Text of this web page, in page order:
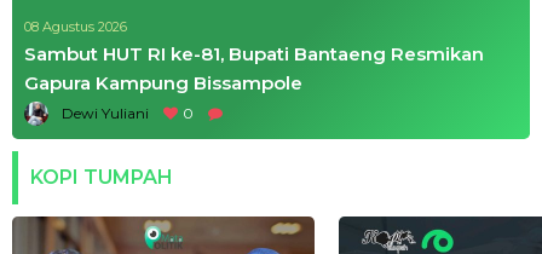
08 Agustus 2026
Sambut HUT RI ke-81, Bupati Bantaeng Resmikan
Gapura Kampung Bissampole
Dewi Yuliani 0
KOPI TUMPAH